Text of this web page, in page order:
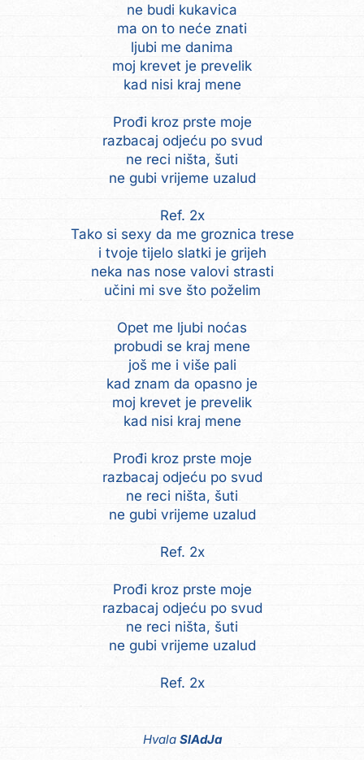
ne budi kukavica
ma on to neće znati
ljubi me danima
moj krevet je prevelik
kad nisi kraj mene
Prođi kroz prste moje
razbacaj odjeću po svud
ne reci ništa, šuti
ne gubi vrijeme uzalud
Ref. 2x
Tako si sexy da me groznica trese
i tvoje tijelo slatki je grijeh
neka nas nose valovi strasti
učini mi sve što poželim
Opet me ljubi noćas
probudi se kraj mene
još me i više pali
kad znam da opasno je
moj krevet je prevelik
kad nisi kraj mene
Prođi kroz prste moje
razbacaj odjeću po svud
ne reci ništa, šuti
ne gubi vrijeme uzalud
Ref. 2x
Prođi kroz prste moje
razbacaj odjeću po svud
ne reci ništa, šuti
ne gubi vrijeme uzalud
Ref. 2x
Hvala SlAdJa